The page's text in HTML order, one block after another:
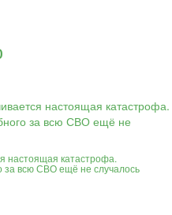
настоящая катастрофа.
за всю СВО ещё не случалось